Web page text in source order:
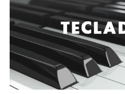
Estudio
Corro y escenario
Instalaciones
Cámara, computadora y celular
Pedestales y soportes
Accesorios